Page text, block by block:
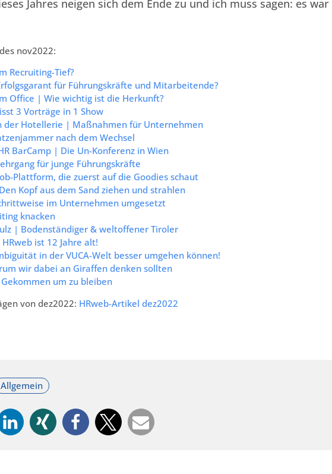
Jahres neigen sich dem Ende zu und ich muss sagen: es war
nov2022:
Recruiting-Tief?
für Führungskräfte und Mitarbeitende?
Office | Wie wichtig ist die Herkunft?
3 Vorträge in 1 Show
der Hotellerie | Maßnahmen für Unternehmen
nach dem Wechsel
BarCamp | Die Un-Konferenz in Wien
für junge Führungskräfte
Plattform, die zuerst auf die Goodies schaut
Kopf aus dem Sand ziehen und strahlen
im Unternehmen umgesetzt
knacken
| Bodenständiger & weltoffener Tiroler
ist 12 Jahre alt!
in der VUCA-Welt besser umgehen können!
wir dabei an Giraffen denken sollten
um zu bleiben
von dez2022: HRweb-Artikel dez2022